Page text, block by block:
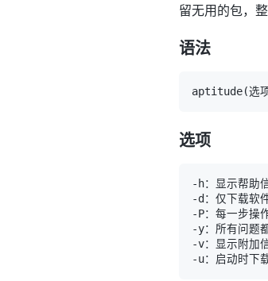
留无用的包，
语法
aptitude(选
选项